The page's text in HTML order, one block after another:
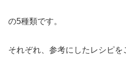
の5種類です。
それぞれ、参考にしたレシピを